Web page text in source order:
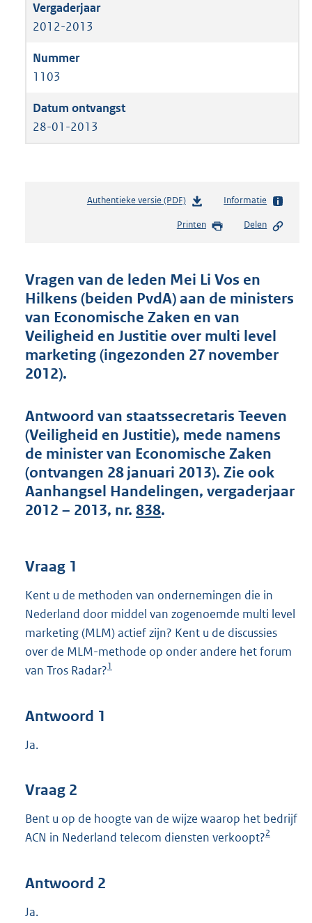
2012-2013
1103
28-01-2013
Authentieke versie (PDF)b
s
d
s
g
r
o
:
4
9
b
Informatie
Printen Delen
Vragen van de leden Mei Li Vos en
Hilkens (beiden PvdA) aan de ministers
van Economische Zaken en van
Veiligheid en Justitie over multi level
marketing (ingezonden 27 november
2012).
Antwoord van staatssecretaris Teeven
(Veiligheid en Justitie), mede namens
de minister van Economische Zaken
(ontvangen 28 januari 2013). Zie ook
Aanhangsel Handelingen, vergaderjaar
2012 – 2013, nr. 838.
Vraag 1
Kent u de methoden van ondernemingen die in
Nederland door middel van zogenoemde multi level
marketing (MLM) actief zijn? Kent u de discussies
over de MLM-methode op onder andere het forum
van Tros Radar?1
Antwoord 1
Ja.
Vraag 2
Bent u op de hoogte van de wijze waarop het bedrijf
ACN in Nederland telecom diensten verkoopt?2
Antwoord 2
Ja.